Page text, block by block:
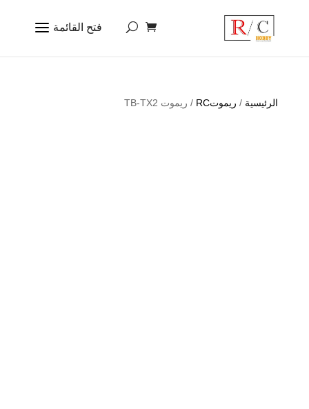
الرئيسية / ريموتRC / ريموت TB-TX2